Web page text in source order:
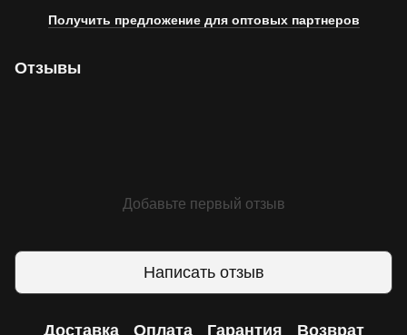
Получить предложение для оптовых партнеров
Отзывы
Добавьте первый отзыв
Написать отзыв
Доставка Оплата Гарантия Возврат